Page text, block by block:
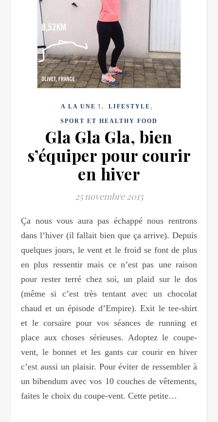
A LA UNE ! , LIFESTYLE ,
SPORT ET HEALTHY FOOD
Gla Gla Gla, bien
s’équiper pour courir
en hiver
25 novembre 2015
Ça nous vous aura pas échappé nous rentrons
dans l’hiver (il fallait bien que ça arrive). Depuis
quelques jours, le vent et le froid se font de plus
en plus ressentir mais ce n’est pas une raison
pour rester terré chez soi, un plaid sur le dos
(même si c’est très tentant avec un chocolat
chaud et un épisode d’Empire). Exit le tee-shirt
et le corsaire pour vos séances de running et
place aux choses sérieuses. Adoptez le coupe-
vent, le bonnet et les gants car courir en hiver
c’est aussi un plaisir. Pour éviter de ressembler à
un bibendum avec vos 10 couches de vêtements,
faites le choix du coupe-vent. Cette petite…